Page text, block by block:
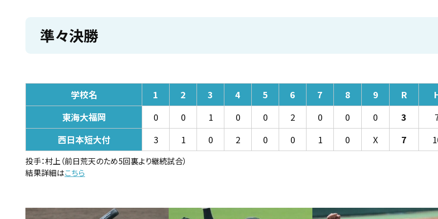
準々決勝
学校名 1 2 3 4 5 6 7 8 9 R
東海大福岡
0 0 1 0 0 2 0 0 0 3
西日本短大付
3 1 0 2 0 0 1 0 X 7
投手：村上（前日荒天のため5回裏より継続試合）
結果詳細はこちら